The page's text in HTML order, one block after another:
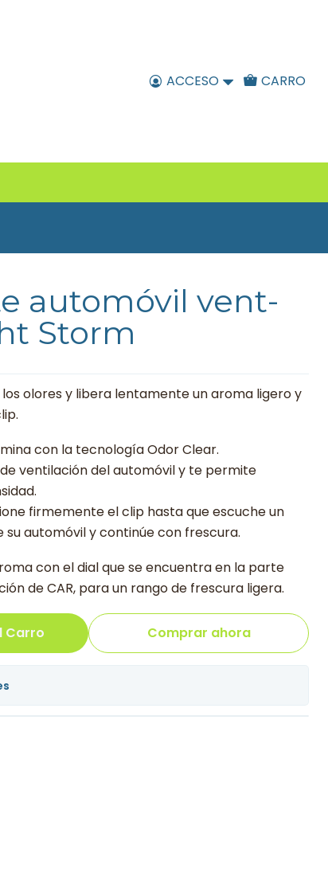
ACCESO CARRO
automóvil vent-
Storm
olores y libera lentamente un aroma ligero y
con la tecnología Odor Clear.
ventilación del automóvil y te permite
firmemente el clip hasta que escuche un
su automóvil y continúe con frescura.
con el dial que se encuentra en la parte
de CAR, para un rango de frescura ligera.
Carro Comprar ahora